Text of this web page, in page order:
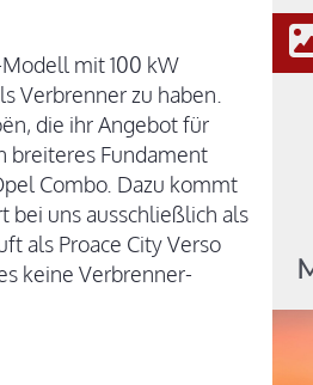
mit 100 kW
Verbrenner zu haben.
die ihr Angebot für
breiteres Fundament
Combo. Dazu kommt
bei uns ausschließlich als
als Proace City Verso
keine Verbrenner-